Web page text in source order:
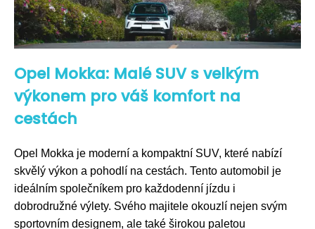
Opel Mokka: Malé SUV s velkým
výkonem pro váš komfort na
cestách
Opel Mokka je moderní a kompaktní SUV, které nabízí
skvělý výkon a pohodlí na cestách. Tento automobil je
ideálním společníkem pro každodenní jízdu i
dobrodružné výlety. Svého majitele okouzlí nejen svým
sportovním designem, ale také širokou paletou